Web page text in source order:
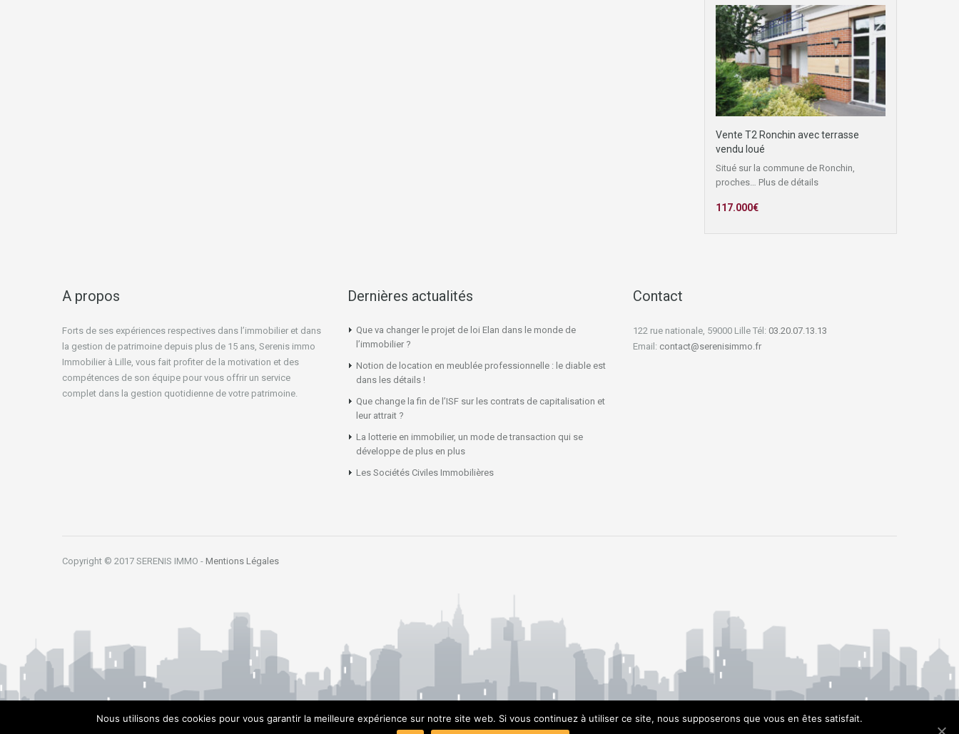
Vente T2 Ronchin avec terrasse
vendu loué
Situé sur la commune de Ronchin,
proches… Plus de détails
117.000€
A propos
Forts de ses expériences respectives dans l’immobilier et dans
la gestion de patrimoine depuis plus de 15 ans, Serenis immo
Immobilier à Lille, vous fait profiter de la motivation et des
compétences de son équipe pour vous offrir un service
complet dans la gestion quotidienne de votre patrimoine.
Dernières actualités
Que va changer le projet de loi Elan dans le monde de
l’immobilier ?
Notion de location en meublée professionnelle : le diable est
dans les détails !
Que change la fin de l’ISF sur les contrats de capitalisation et
leur attrait ?
La lotterie en immobilier, un mode de transaction qui se
développe de plus en plus
Les Sociétés Civiles Immobilières
Contact
122 rue nationale, 59000 Lille Tél: 03.20.07.13.13
Email: contact@serenisimmo.fr
Copyright © 2017 SERENIS IMMO - Mentions Légales
Nous utilisons des cookies pour vous garantir la meilleure expérience sur notre site web. Si vous continuez à utiliser ce site, nous supposerons que vous en êtes satisfait.